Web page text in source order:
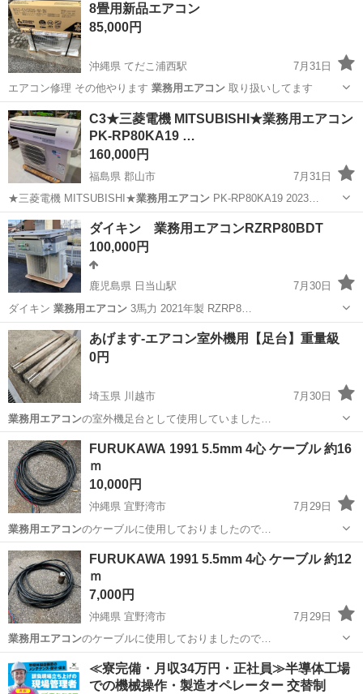
8畳用新品エアコン
85,000円
沖縄県 てだこ浦西駅
7月31日
エアコン修理 その他やります 業務用エアコン取り扱いしてます
沖縄 沖縄市 てだこ浦西駅 季節、空調家電 取り付け
C3★三菱電機 MITSUBISHI★業務用エアコン
PK-RP80KA19 …
160,000円
福島県 郡山市
7月31日
★三菱電機 MITSUBISHI★業務用エアコンPK-RP80KA19 2023…
福島 郡山市 季節、空調家電
ダイキン 業務用エアコンRZRP80BDT
100,000円
鹿児島県 日当山駅
7月30日
ダイキン 業務用エアコン3馬力 2021年製 RZRP8…
鹿児島 霧島市 日当山駅 季節、空調家電
あげます-エアコン室外機用【足台】重量級
0円
埼玉県 川越市
7月30日
業務用エアコンの室外機足台として使用していました…
埼玉 川越市 業務用エアコン
FURUKAWA 1991 5.5mm 4心 ケーブル 約16
ｍ
10,000円
沖縄県 宜野湾市
7月29日
業務用エアコンのケーブルに使用しておりましたので…
沖縄 宜野湾市
FURUKAWA 1991 5.5mm 4心 ケーブル 約12
ｍ
7,000円
沖縄県 宜野湾市
7月29日
業務用エアコンのケーブルに使用しておりましたので…
沖縄 宜野湾市 季節、空調家電 ケーブル
≪寮完備・月収34万円・正社員≫半導体工場
での機械操作・製造オペレーター 交替制